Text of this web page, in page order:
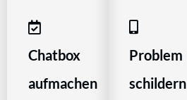
Chatbox
aufmachen
Problem
schildern